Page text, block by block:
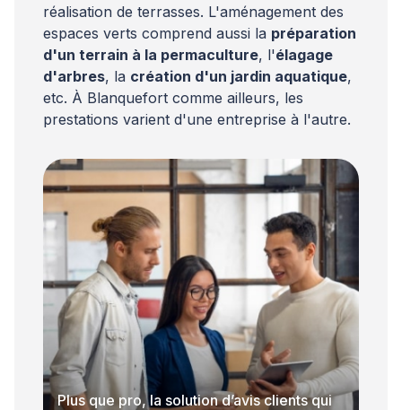
réalisation de terrasses. L'aménagement des
espaces verts comprend aussi la préparation
d'un terrain à la permaculture, l'élagage
d'arbres, la création d'un jardin aquatique,
etc. À Blanquefort comme ailleurs, les
prestations varient d'une entreprise à l'autre.
Plus que pro, la solution d’avis clients qui